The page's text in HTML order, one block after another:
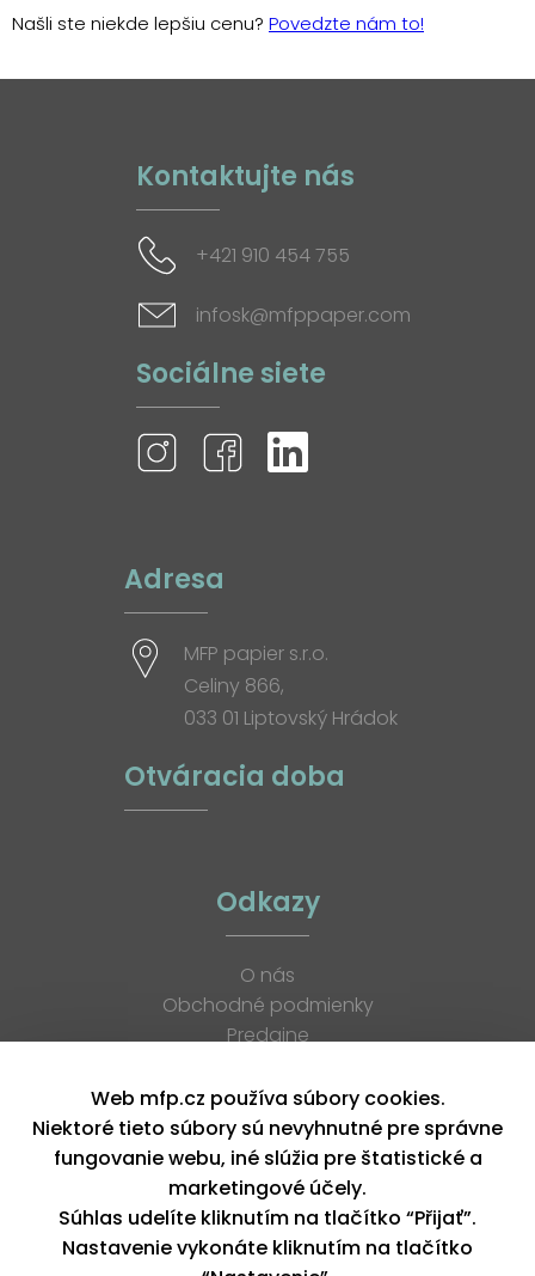
Našli ste niekde lepšiu cenu? Povedzte nám to!
Kontaktujte nás
+421 910 454 755
infosk@mfppaper.com
Sociálne siete
Adresa
MFP papier s.r.o.
Celiny 866,
033 01 Liptovský Hrádok
Otváracia doba
Odkazy
O nás
Obchodné podmienky
Predajne
K stiahnutiu
Blog
Kontakt
Kariéra
XML feed
Web mfp.cz používa súbory cookies.
Niektoré tieto súbory sú nevyhnutné pre správne
fungovanie webu, iné slúžia pre štatistické a
marketingové účely.
Súhlas udelíte kliknutím na tlačítko “Přijať”.
Nastavenie vykonáte kliknutím na tlačítko